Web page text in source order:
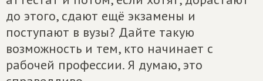
до этого, сдают ещё экзамены и
поступают в вузы? Дайте такую
возможность и тем, кто начинает с
рабочей профессии. Я думаю, это